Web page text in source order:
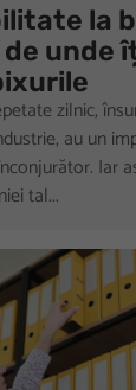
la
unde
zilnic,
au un
Iar
tal...